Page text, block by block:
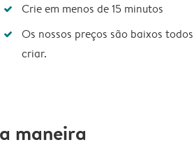
Crie em menos de 15 minutos
Os nossos preços são baixos
criar.
maneira